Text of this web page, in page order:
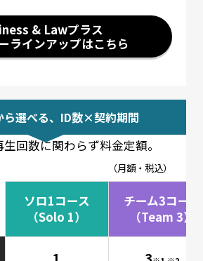
& Lawプラス
ラインアップはこちら
ら選べる、ID数×契約期間
回数に関わらず料金定額。
（月額・税込）
ソロ1コース
（Solo 1）
チーム3コース
（Team 3）